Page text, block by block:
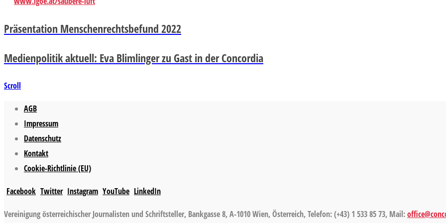
Präsentation Menschenrechtsbefund 2022
Medienpolitik aktuell: Eva Blimlinger zu Gast in der Concordia
Scroll
AGB
Impressum
Datenschutz
Kontakt
Cookie-Richtlinie (EU)
Facebook Twitter Instagram YouTube LinkedIn
Vereinigung österreichischer Journalisten und Schriftsteller, Bankgasse 8, A-1010 Wien, Österreich, Telefon: (+43) 1 533 85 73, Mail: